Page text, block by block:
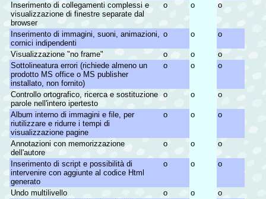
Inserimento di collegamenti complessi e
visualizzazione di finestre separate dal
browser
o o o
Inserimento di immagini, suoni, animazioni,
cornici indipendenti
o o o
Visualizzazione "no frame" o o
o
Sottolineatura errori (richiede almeno un
prodotto MS office o MS publisher
installato, non fornito)
o o o
Controllo ortografico, ricerca e sostituzione
parole nell'intero ipertesto
o o o
Album interno di immagini e file, per
riutilizzare e ridurre i tempi di
visualizzazione pagine
o o o
Annotazioni con memorizzazione
dell'autore
o o o
Inserimento di script e possibilità di
intervenire con aggiunte al codice Html
generato
o o o
Undo multilivello o o
o